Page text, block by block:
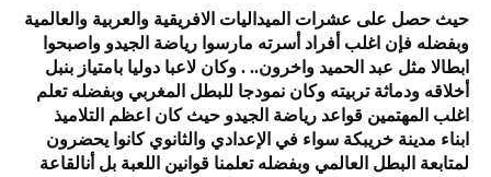
حيث حصل على عشرات الميداليات الافريقية والعربية والعالمية
وبفضله فإن اغلب أفراد أسرته مارسوا رياضة الجيدو واصبحوا
ابطالا مثل عبد الحميد واخرون.. . وكان لاعبا دوليا بامتياز بنبل
أخلاقه ودماثة تربيته وكان نمودجا للبطل المغربي وبفضله تعلم
اغلب المهتمين قواعد رياضة الجيدو حيث كان اعظم التلاميذ
ابناء مدينة خريبكة سواء في الإعدادي والثانوي كانوا يحضرون
لمتابعة البطل العالمي وبفضله تعلمنا قوانين اللعبة بل أنالقاعة